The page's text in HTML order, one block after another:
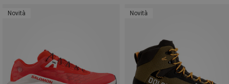
Novità Novità